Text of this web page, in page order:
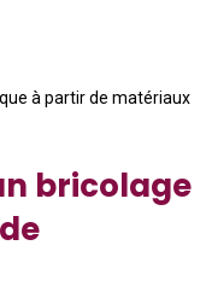
à partir de matériaux
bricolage